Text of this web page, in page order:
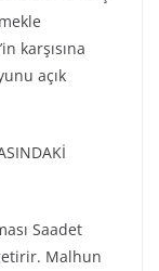
karşısına
açık
Saadet
Malhun